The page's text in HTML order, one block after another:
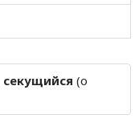
секущийся (о